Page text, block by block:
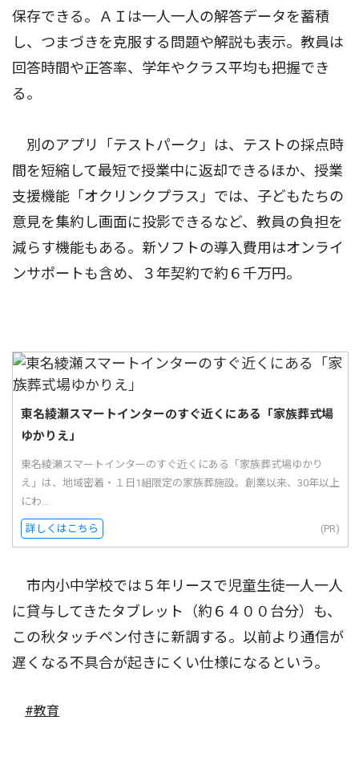
保存できる。ＡＩは一人一人の解答データを蓄積
し、つまづきを克服する問題や解説も表示。教員は
回答時間や正答率、学年やクラス平均も把握でき
る。
別のアプリ「テストパーク」は、テストの採点時
間を短縮して最短で授業中に返却できるほか、授業
支援機能「オクリンクプラス」では、子どもたちの
意見を集約し画面に投影できるなど、教員の負担を
減らす機能もある。新ソフトの導入費用はオンライ
ンサポートも含め、３年契約で約６千万円。
東名綾瀬スマートインターのすぐ近くにある「家族葬式場
ゆかりえ」
東名綾瀬スマートインターのすぐ近くにある「家族葬式場ゆかり
え」は、地域密着・１日1組限定の家族葬施設。創業以来、30年以上
にわ...
詳しくはこちら (PR)
市内小中学校では５年リースで児童生徒一人一人
に貸与してきたタブレット（約６４００台分）も、
この秋タッチペン付きに新調する。以前より通信が
遅くなる不具合が起きにくい仕様になるという。
#教育